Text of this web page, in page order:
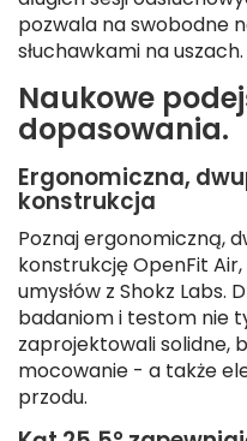
pozwala na swobodne
słuchawkami na uszach.
Naukowe
dopasowania.
Ergonomiczna,
konstrukcja
Poznaj ergonomiczną,
konstrukcję OpenFit
umysłów z Shokz Labs.
badaniom i testom nie
zaprojektowali solidne,
mocowanie - a także
przodu.